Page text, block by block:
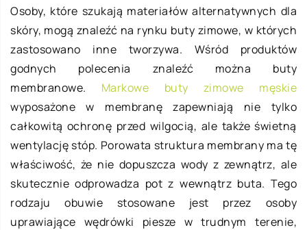
Osoby, które szukają materiałów alternatywnych dla
skóry, mogą znaleźć na rynku buty zimowe, w których
zastosowano inne tworzywa. Wśród produktów
godnych polecenia znaleźć można buty
membranowe. Markowe buty zimowe męskie
wyposażone w membranę zapewniają nie tylko
całkowitą ochronę przed wilgocią, ale także świetną
wentylację stóp. Porowata struktura membrany ma tę
właściwość, że nie dopuszcza wody z zewnątrz, ale
skutecznie odprowadza pot z wewnątrz buta. Tego
rodzaju obuwie stosowane jest przez osoby
uprawiające wędrówki piesze w trudnym terenie,